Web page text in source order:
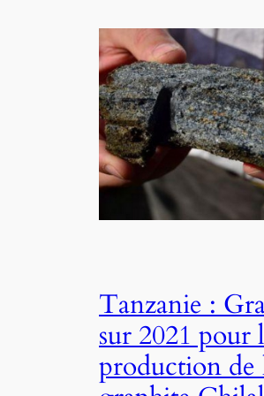
Tanzanie :
sur 2021 pour
production de